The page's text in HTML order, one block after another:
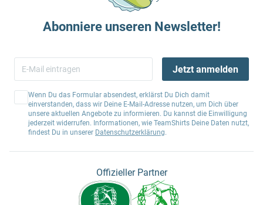
Abonniere unseren Newsletter!
Jetzt anmelden
Wenn Du das Formular absendest, erklärst Du Dich damit
einverstanden, dass wir Deine E-Mail-Adresse nutzen, um Dich über
unsere aktuellen Angebote zu informieren. Du kannst die Einwilligung
jederzeit widerrufen. Informationen, wie TeamShirts Deine Daten nutzt,
findest Du in unserer Datenschutzerklärung.
Offizieller Partner